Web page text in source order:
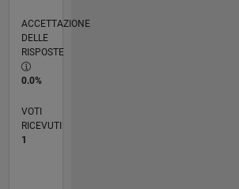
ACCETTAZIONE
DELLE
RISPOSTE
0.0%
VOTI
RICEVUTI
1